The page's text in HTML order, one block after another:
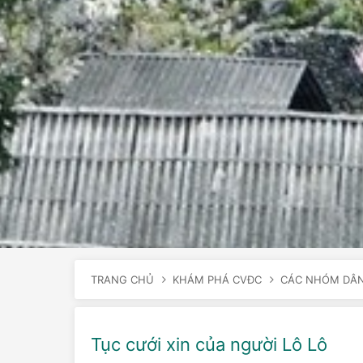
TRANG CHỦ KHÁM PHÁ CVĐC CÁC NHÓM
Tục cưới xin của người Lô Lô